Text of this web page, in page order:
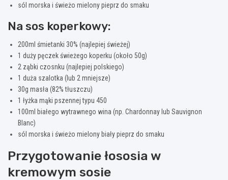
sól morska i świeżo mielony pieprz do smaku
Na sos koperkowy:
200ml śmietanki 30% (najlepiej świeżej)
1 duży pęczek świeżego koperku (około 50g)
2 ząbki czosnku (najlepiej polskiego)
1 duża szalotka (lub 2 mniejsze)
30g masła (82% tłuszczu)
1 łyżka mąki pszennej typu 450
100ml białego wytrawnego wina (np. Chardonnay lub Sauvignon
Blanc)
sól morska i świeżo mielony biały pieprz do smaku
Przygotowanie łososia w
kremowym sosie